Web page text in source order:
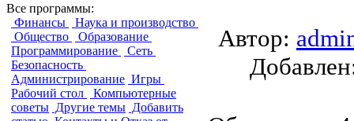
Все программы:
Финансы
Наука и производство
Общество
Образование
Программирование
Сеть
Безопасность
Администрирование Игры
Рабочий стол
Компьютерные
советы Другие темы Добавить
Автор: